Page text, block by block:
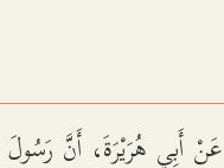
عَنْ أَبِي هُرَيْرَةَ، أَنَّ